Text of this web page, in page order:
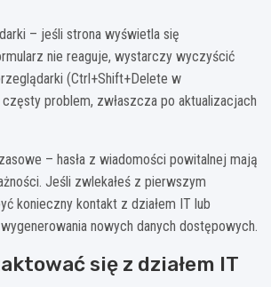
– jeśli strona wyświetla się
nie reaguje, wystarczy wyczyścić
(Ctrl+Shift+Delete w
problem, zwłaszcza po aktualizacjach
– hasła z wiadomości powitalnej mają
Jeśli zwlekałeś z pierwszym
konieczny kontakt z działem IT lub
nowych danych dostępowych.
się z działem IT